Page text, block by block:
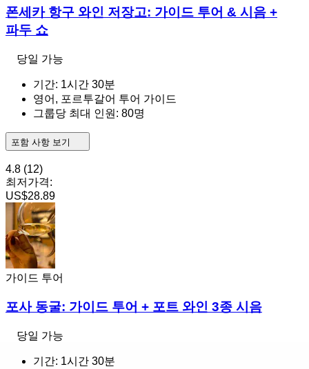
폰세카 항구 와인 저장고: 가이드 투어 & 시음 +
파두 쇼
당일 가능
기간: 1시간 30분
영어, 포르투갈어 투어 가이드
그룹당 최대 인원: 80명
포함 사항 보기
4.8 (12)
최저가격:
US$28.89
가이드 투어
포사 동굴: 가이드 투어 + 포트 와인 3종 시음
당일 가능
기간: 1시간 30분